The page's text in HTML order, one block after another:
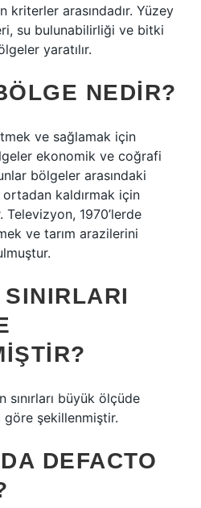
kriterler arasındadır. Yüzey
su bulunabilirliği ve bitki
yaratılır.
NEDIR?
ve sağlamak için
ekonomik ve coğrafi
bölgeler arasındaki
kaldırmak için
1970’lerde
ve tarım arazilerini
sınırları büyük ölçüde
göre şekillenmiştir.
DEFACTO